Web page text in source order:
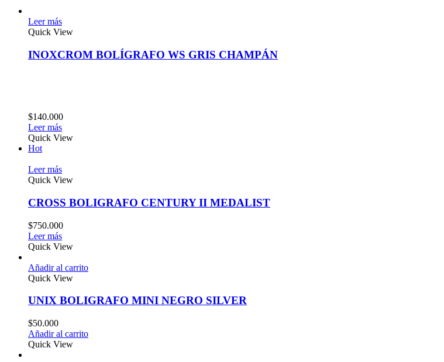
Leer más
Quick View
INOXCROM BOLÍGRAFO WS GRIS CHAMPÁN
$140.000
Leer más
Quick View
Hot
Leer más
Quick View
CROSS BOLIGRAFO CENTURY II MEDALIST
$750.000
Leer más
Quick View
Añadir al carrito
Quick View
UNIX BOLIGRAFO MINI NEGRO SILVER
$50.000
Añadir al carrito
Quick View